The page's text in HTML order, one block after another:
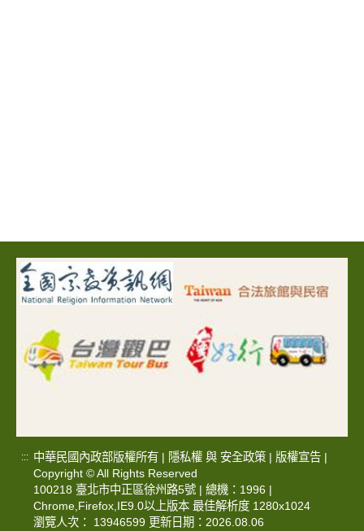
::: 中華民國內政部版權所有 | 隱私權與 安全政策| 版權宣告|
Copyright © All Rights Reserved
100218 臺北市中正區徐州路5號 | 總機：1996 |
Chrome,Firefox,IE9.0以上版本 最佳解析度 1280x1024
瀏覽人次： 13946599 更新日期：2026.08.06